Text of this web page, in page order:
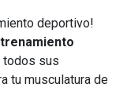
deportivo!
todos sus
tu musculatura de